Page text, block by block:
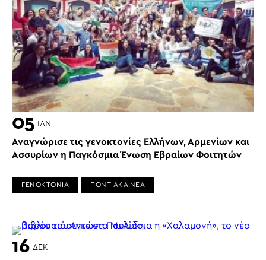
05 ΙΑΝ
Αναγνώρισε τις γενοκτονίες Ελλήνων, Αρμενίων και
Ασσυρίων η Παγκόσμια Ένωση Εβραίων Φοιτητών
ΓΕΝΟΚΤΟΝΙΑ ΠΟΝΤΙΑΚΑ ΝΕΑ
16 ΔΕΚ